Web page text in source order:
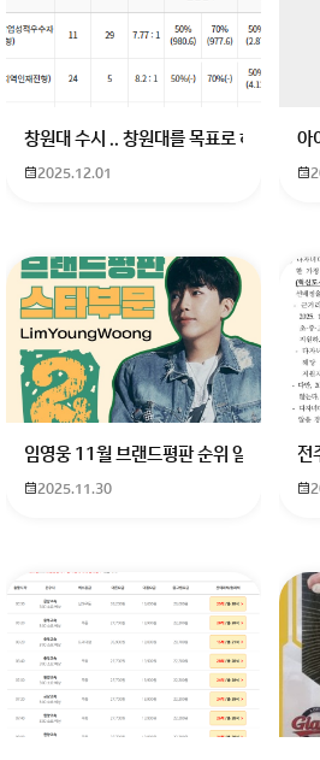
창원대 수시 .. 창원대를 목표로 하고 있는
2025.12.01
아
임영웅 11월 브랜드평판 순위 알고싶어
2025.11.30
전